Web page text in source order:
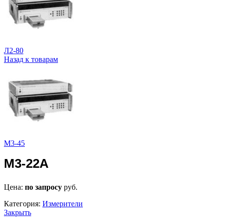
Л2-80
Назад к товарам
М3-45
М3-22А
Цена: по запросу руб.
Категория: Измерители
Закрыть